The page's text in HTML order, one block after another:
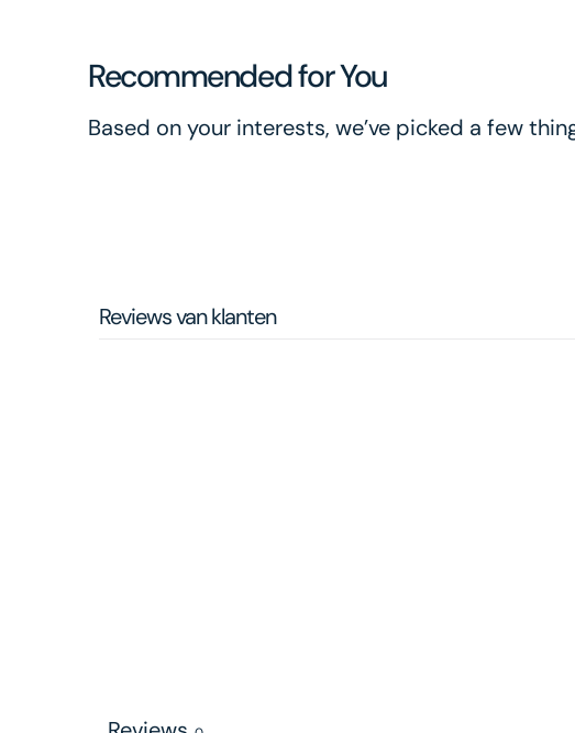
Recommended for You
Based on your interests, we’ve picked a few
Reviews van klanten